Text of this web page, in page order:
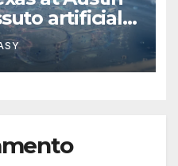
artificiale
che imita le